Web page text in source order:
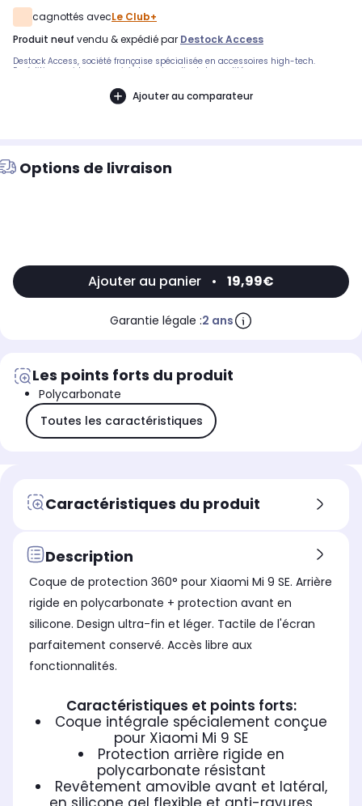
cagnottés avecLe Club+
produit neuf vendu & expédié par Destock Access
Destock Access, société française spécialisée en accessoires high-tech.
Expédition rapide avec suivi et service client de qualité.
Ajouter au comparateur
Options de livraison
Ajouter au panier • 19,99€
Garantie légale :2 ans
Les points forts du produit
Polycarbonate
Toutes les caractéristiques
Caractéristiques du produit
Description
Coque de protection 360° pour Xiaomi Mi 9 SE. Arrière
rigide en polycarbonate + protection avant en
silicone. Design ultra-fin et léger. Tactile de l'écran
parfaitement conservé. Accès libre aux
fonctionnalités.
Caractéristiques et points forts:
Coque intégrale spécialement conçue
pour Xiaomi Mi 9 SE
Protection arrière rigide en
polycarbonate résistant
Revêtement amovible avant et latéral,